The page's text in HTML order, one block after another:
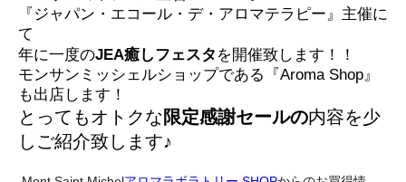
『ジャパン・エコール・デ・アロマテラピー』主催に
て
年に一度のJEA癒しフェスタ を開催致します！！
モンサンミッシェルショップである『Aroma Shop』
も出店します！
とってもオトクな限定感謝セールの内容を少
しご紹介致します♪